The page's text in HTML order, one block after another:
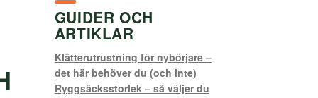
GUIDER OCH
ARTIKLAR
Klätterutrustning för nybörjare –
det här behöver du (och inte)
Ryggsäcksstorlek – så väljer du